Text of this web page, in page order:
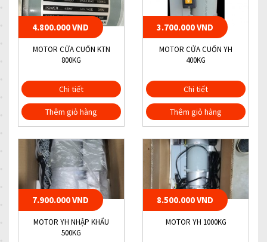
4.800.000 VND
MOTOR CỬA CUỐN KTN
800KG
Chi tiết
Thêm giỏ hàng
3.700.000 VND
MOTOR CỬA CUỐN YH
400KG
Chi tiết
Thêm giỏ hàng
7.900.000 VND
MOTOR YH NHẬP KHẨU
500KG
8.500.000 VND
MOTOR YH 1000KG